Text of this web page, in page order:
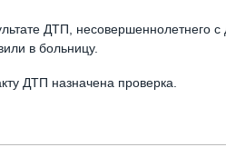
ДТП, несовершеннолетнего
в больницу.
ДТП назначена проверка.